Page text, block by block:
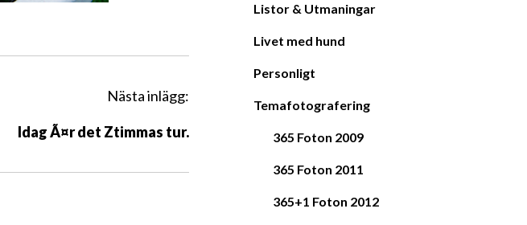
Nästa inlägg:
Idag Ã¤r det Ztimmas tur.
Listor & Utmaningar
Livet med hund
Personligt
Temafotografering
365 Foton 2009
365 Foton 2011
365+1 Foton 2012